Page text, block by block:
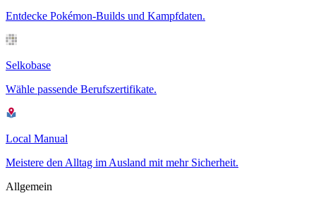
Entdecke Pokémon-Builds und Kampfdaten.
Selkobase
Wähle passende Berufszertifikate.
Local Manual
Meistere den Alltag im Ausland mit mehr Sicherheit.
Allgemein